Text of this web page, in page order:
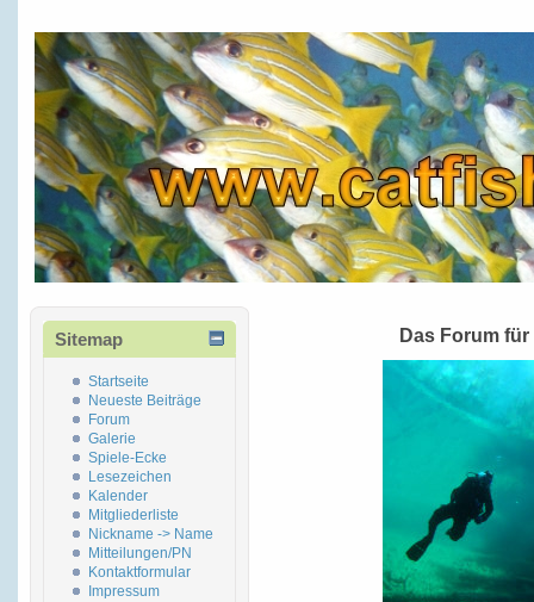
Sitemap
Startseite
Neueste Beiträge
Forum
Galerie
Spiele-Ecke
Lesezeichen
Kalender
Mitgliederliste
Nickname -> Name
Mitteilungen/PN
Kontaktformular
Impressum
Das Forum